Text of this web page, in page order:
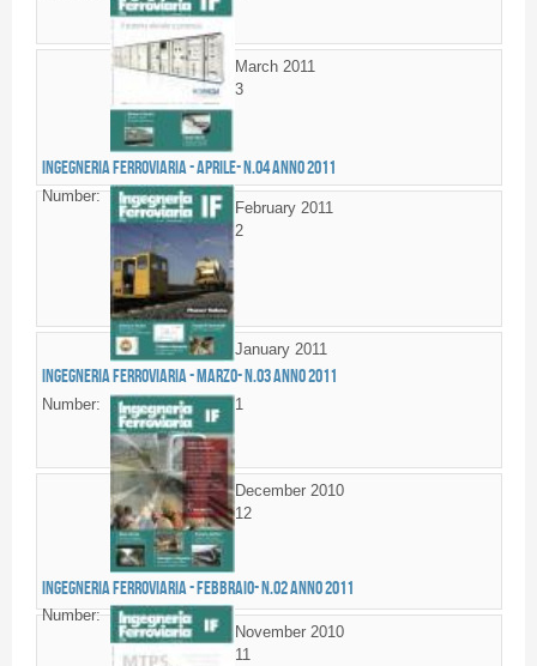
Ingegneria Ferroviaria - APRILE- n.04 anno 2011
Number:
Ingegneria Ferroviaria - MARZO- n.03 anno 2011
March 2011
Number:
3
Ingegneria Ferroviaria - FEBBRAIO- n.02 anno 2011
February 2011
Number:
2
January 2011
1
December 2010
12
November 2010
11